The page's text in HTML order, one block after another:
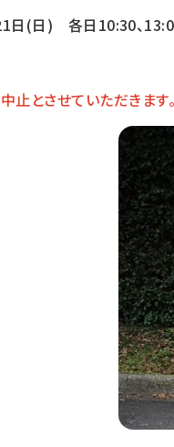
日(日) 各日10:30、
とさせていただきます。